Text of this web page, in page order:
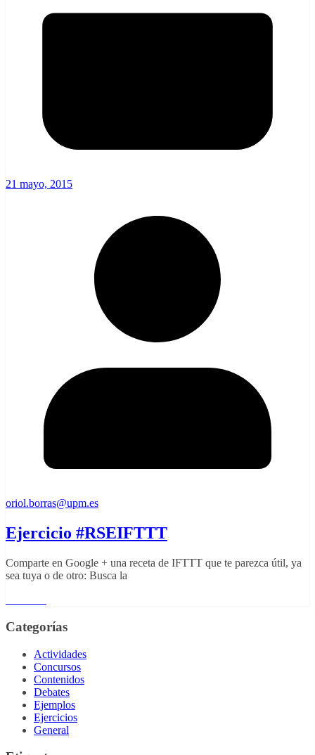
21 mayo, 2015
oriol.borras@upm.es
Ejercicio #RSEIFTTT
Comparte en Google + una receta de IFTTT que te parezca útil, ya
sea tuya o de otro: Busca la
Categorías
Actividades
Concursos
Contenidos
Debates
Ejemplos
Ejercicios
General